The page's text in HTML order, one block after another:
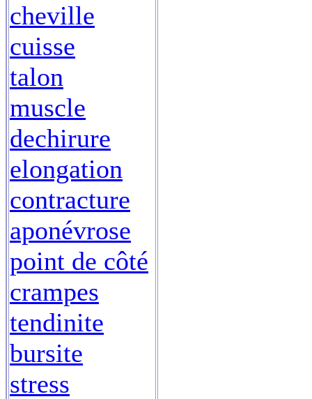
cheville
cuisse
talon
muscle
dechirure
elongation
contracture
aponévrose
point de côté
crampes
tendinite
bursite
stress